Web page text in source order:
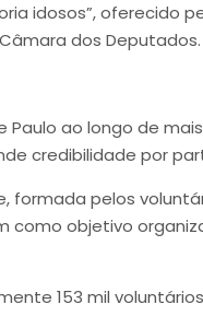
idosos”, oferecido
dos Deputados.
ao longo de
credibilidade por
pelos
como objetivo
153 mil